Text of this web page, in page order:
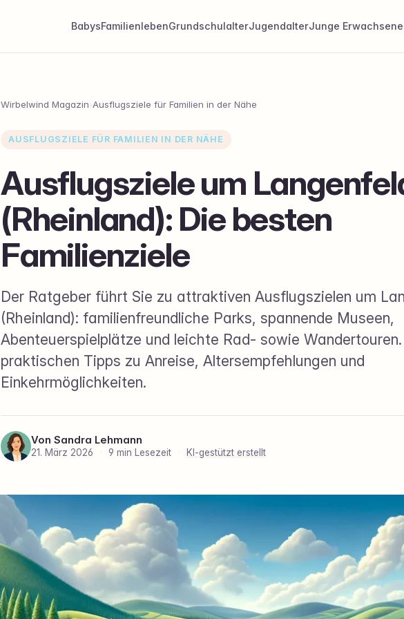
BabysFamilienlebenGrundschulalterJugendalterJunge Erwachsene
Wirbelwind Magazin›Ausflugsziele für Familien in der Nähe
AUSFLUGSZIELE FÜR FAMILIEN IN DER NÄHE
Ausflugsziele um
(Rheinland): Die besten
Familienziele
Der Ratgeber führt Sie zu attraktiven Ausflugszielen um
(Rheinland): familienfreundliche Parks, spannende Museen,
Abenteuerspielplätze und leichte Rad- sowie
praktischen Tipps zu Anreise, Altersempfehlungen und
Einkehrmöglichkeiten.
Von Sandra Lehmann
21. März 2026 · 9 min Lesezeit · KI-gestützt erstellt